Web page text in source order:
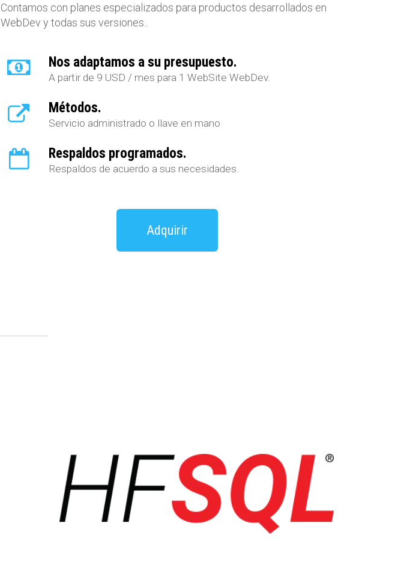
Contamos con planes especializados para productos desarrollados en
WebDev y todas sus versiones..
Nos adaptamos a su presupuesto.
A partir de 9 USD / mes para 1 WebSite WebDev.
Métodos.
Servicio administrado o llave en mano
Respaldos programados.
Respaldos de acuerdo a sus necesidades.
Adquirir